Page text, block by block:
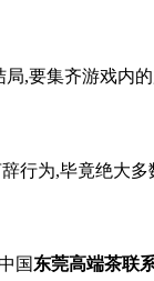
,要集齐游戏内
为,毕竟绝大
国东莞高端茶联